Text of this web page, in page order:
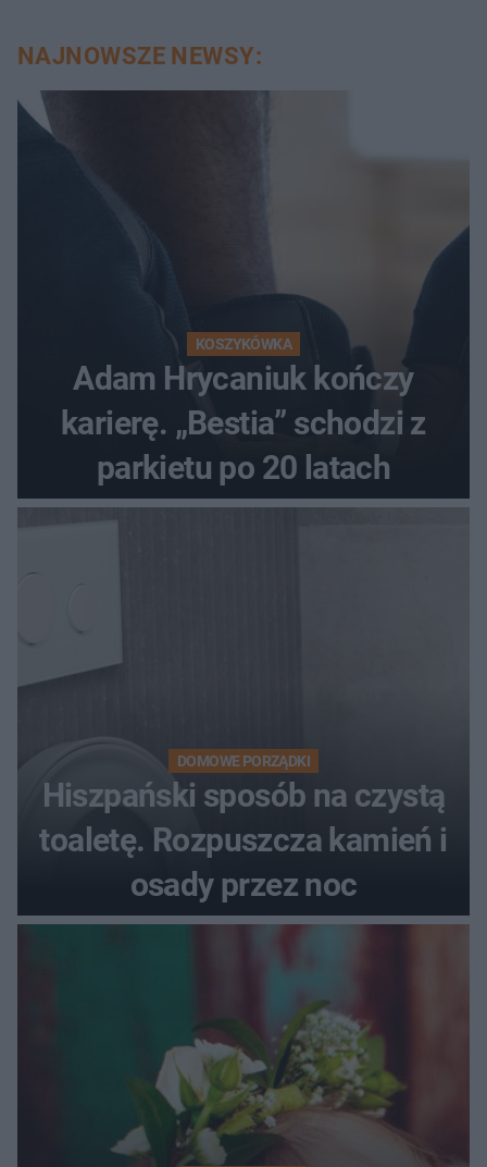
NAJNOWSZE NEWSY:
KOSZYKÓWKA
Adam Hrycaniuk kończy
karierę. „Bestia” schodzi z
parkietu po 20 latach
DOMOWE PORZĄDKI
Hiszpański sposób na czystą
toaletę. Rozpuszcza kamień i
osady przez noc